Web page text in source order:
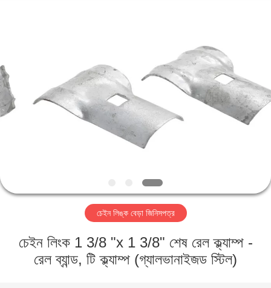
বাড়ি
পণ্য
কারখানা
Reserved.
চেইন লিঙ্ক বেড়া জিনিসপত্র
চেইন লিংক 1 3/8 "x 1 3/8" শেষ রেল ক্ল্যাম্প -
রেল ব্যান্ড, টি ক্ল্যাম্প (গ্যালভানাইজড স্টিল)